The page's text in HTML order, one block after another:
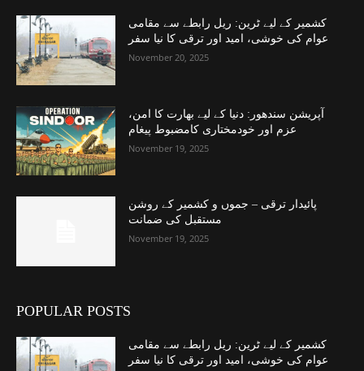
کشمیر کے لیے ٹرین: ریل رابطے سے مقامی
عوام کی خوشی، امید اور ترقی کا نیا سفر
November 20, 2025
آپریشن سندھور: دنیا کے لیے بھارت کا امن،
عزم اور خودمختاری کامضبوط پیغام
November 19, 2025
پائیدار ترقی – جموں و کشمیر کے روشن
مستقبل کی ضمانت
November 19, 2025
POPULAR POSTS
کشمیر کے لیے ٹرین: ریل رابطے سے مقامی
عوام کی خوشی، امید اور ترقی کا نیا سفر